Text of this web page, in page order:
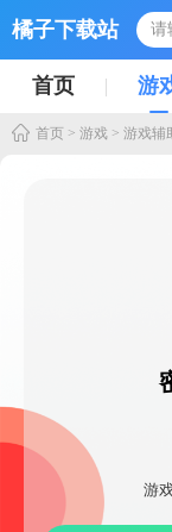
橘子下载站
首页 游
首页 > 游戏 > 游戏辅
游